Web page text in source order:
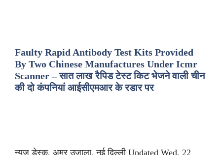
Faulty Rapid Antibody Test Kits Provided
By Two Chinese Manufactures Under Icmr
Scanner – सात लाख रैपिड टेस्ट किट भेजने वाली चीन
की दो कंपनियां आईसीएमआर के रडार पर
न्यूज डेस्क, अमर उजाला, नई दिल्ली Updated Wed, 22